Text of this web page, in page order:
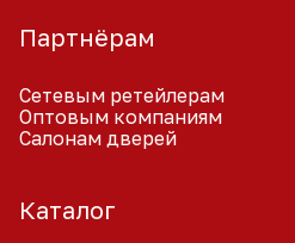
Партнёрам
Сетевым ретейлерам
Оптовым компаниям
Салонам дверей
Каталог